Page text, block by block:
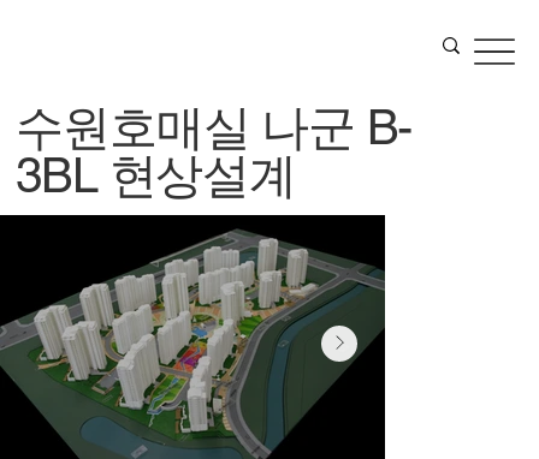
수원호매실 나군 B-
3BL 현상설계